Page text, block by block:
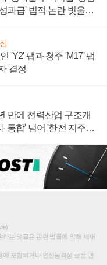
과급' 법적 논란 벗을지
'Y2' 팹과 청주 'M17' 팹
결정
만에 전력산업 구조개
통합' 넘어 '한전 지주사'
는 댓글은 관련 법률에 의해 제재
에 포함되거나 인신공격성 글은 관